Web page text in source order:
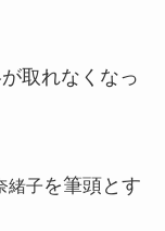
取れなくなっ
緒子を筆頭とす